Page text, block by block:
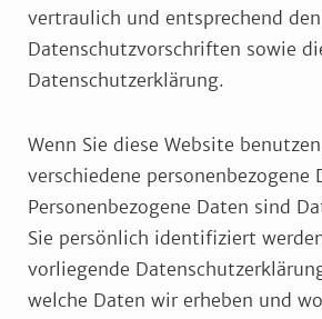
vertraulich und entsprechend
Datenschutzvorschriften sowie
Datenschutzerklärung.
Wenn Sie diese Website
verschiedene personenbezogene
Personenbezogene Daten sind
Sie persönlich identifiziert
vorliegende
welche Daten wir erheben und